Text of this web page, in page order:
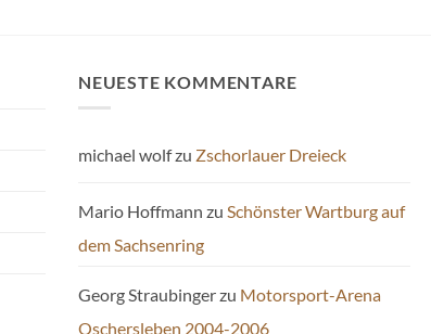
NEUESTE KOMMENTARE
michael wolfzu Zschorlauer Dreieck
Mario Hoffmann zu Schönster Wartburg auf
dem Sachsenring
Georg Straubingerzu Motorsport-Arena
Oschersleben 2004-2006